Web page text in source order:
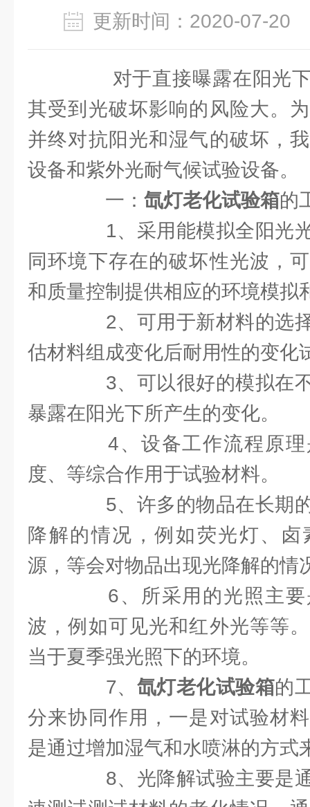
更新时间：2020-07-
对于直接曝露在阳光下
其受到光破坏影响的风险大。
并终对抗阳光和湿气的破坏，
设备和紫外光耐气候试验设备。
一： 氙灯老化试验箱的
1、采用能模拟全阳光光
同环境下存在的破坏性光波，
和质量控制提供相应的环境模拟
2、可用于新材料的选择
估材料组成变化后耐用性的变化
3、可以很好的模拟在不
暴露在阳光下所产生的变化。
4、设备工作流程原理
度、等综合作用于试验材料。
5、许多的物品在长期的
降解的情况，例如荧光灯、
源，等会对物品出现光降解的情
6、所采用的光照主要
波，例如可见光和红外光等等
当于夏季强光照下的环境。
7、 氙灯老化试验箱的
分来协同作用，一是对试验材
是通过增加湿气和水喷淋的方式
8、光降解试验主要是通